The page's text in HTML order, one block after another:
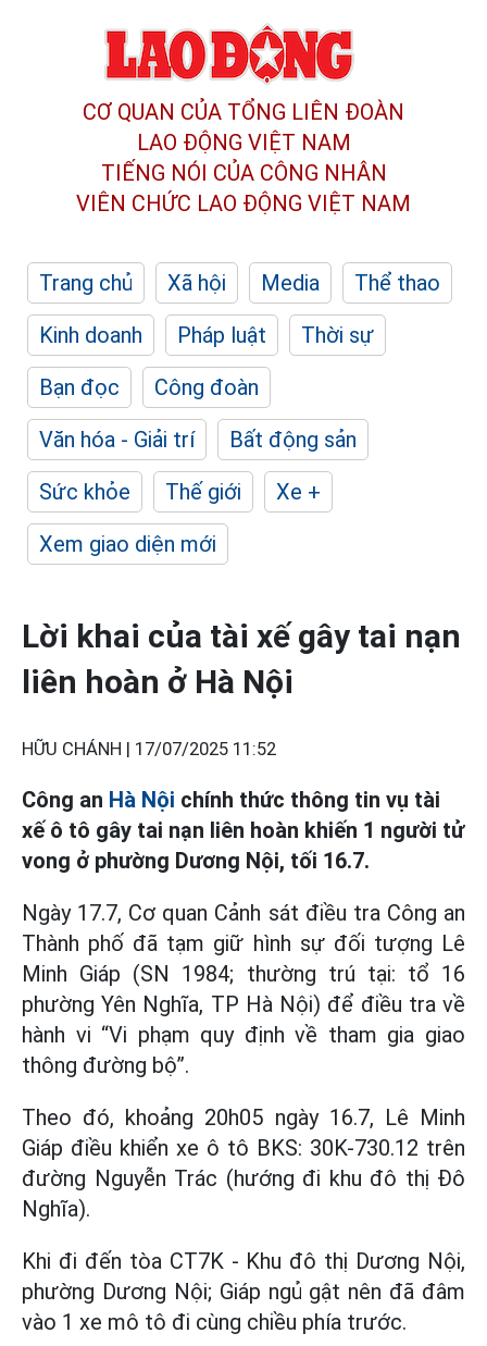
CƠ QUAN CỦA TỔNG LIÊN ĐOÀN
LAO ĐỘNG VIỆT NAM
TIẾNG NÓI CỦA CÔNG NHÂN
VIÊN CHỨC LAO ĐỘNG VIỆT NAM
Trang chủ Xã hội Media
Thể thao
Kinh doanh
Pháp luật
Thời sự
Bạn đọc
Công đoàn
Văn hóa - Giải trí
Bất động sản
Sức khỏe
Thế giới
Xe +
Xem giao diện mới
Lời khai của tài xế gây tai nạn
liên hoàn ở Hà Nội
HỮU CHÁNH | 17/07/2025 11:52
Công an Hà Nội chính thức thông tin vụ tài
xế ô tô gây tai nạn liên hoàn khiến 1 người tử
vong ở phường Dương Nội, tối 16.7.
Ngày 17.7, Cơ quan Cảnh sát điều tra Công an
Thành phố đã tạm giữ hình sự đối tượng Lê
Minh Giáp (SN 1984; thường trú tại: tổ 16
phường Yên Nghĩa, TP Hà Nội) để điều tra về
hành vi “Vi phạm quy định về tham gia giao
thông đường bộ”.
Theo đó, khoảng 20h05 ngày 16.7, Lê Minh
Giáp điều khiển xe ô tô BKS: 30K-730.12 trên
đường Nguyễn Trác (hướng đi khu đô thị Đô
Nghĩa).
Khi đi đến tòa CT7K - Khu đô thị Dương Nội,
phường Dương Nội; Giáp ngủ gật nên đã đâm
vào 1 xe mô tô đi cùng chiều phía trước.